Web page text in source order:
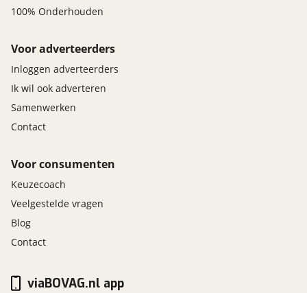
100% Onderhouden
Voor adverteerders
Inloggen adverteerders
Ik wil ook adverteren
Samenwerken
Contact
Voor consumenten
Keuzecoach
Veelgestelde vragen
Blog
Contact
viaBOVAG.nl app